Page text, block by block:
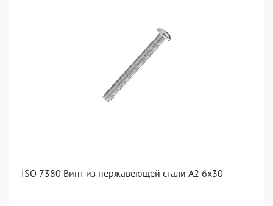
ISO 7380 Винт из нержавеющей стали А2 6х30